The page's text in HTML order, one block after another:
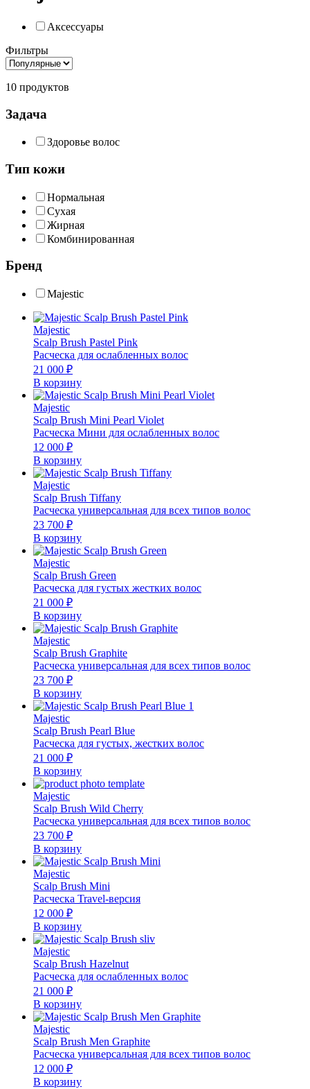
Аксессуары
Фильтры
10 продуктов
Задача
Здоровье волос
Тип кожи
Нормальная
Сухая
Жирная
Комбинированная
Бренд
Majestic
Majestic
Scalp Brush Pastel Pink
Расческа для ослабленных волос
21 000 ₽
В корзину
Majestic
Scalp Brush Mini Pearl Violet
Расческа Мини для ослабленных волос
12 000 ₽
В корзину
Majestic
Scalp Brush Tiffany
Расческа универсальная для всех типов волос
23 700 ₽
В корзину
Majestic
Scalp Brush Green
Расческа для густых жестких волос
21 000 ₽
В корзину
Majestic
Scalp Brush Graphite
Расческа универсальная для всех типов волос
23 700 ₽
В корзину
Majestic
Scalp Brush Pearl Blue
Расческа для густых, жестких волос
21 000 ₽
В корзину
Majestic
Scalp Brush Wild Cherry
Расческа универсальная для всех типов волос
23 700 ₽
В корзину
Majestic
Scalp Brush Mini
Расческа Travel-версия
12 000 ₽
В корзину
Majestic
Scalp Brush Hazelnut
Расческа для ослабленных волос
21 000 ₽
В корзину
Majestic
Scalp Brush Men Graphite
Расческа универсальная для всех типов волос
12 000 ₽
В корзину